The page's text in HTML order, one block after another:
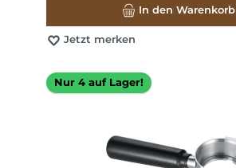
In den Warenkorb
Jetzt merken
Nur 4 auf Lager!